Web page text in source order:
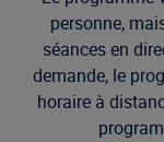
personne,
séances en
demande, le
horaire à